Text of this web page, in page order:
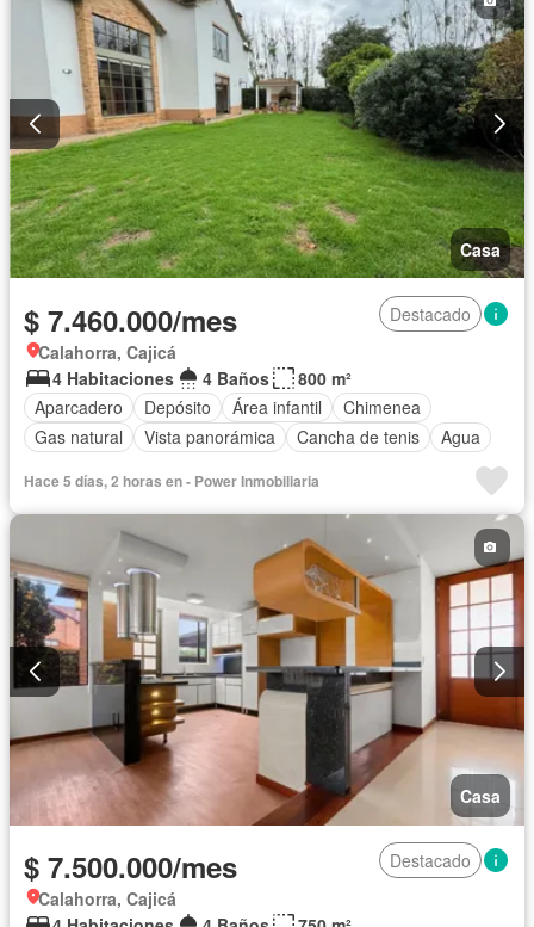
Casa
$ 7.460.000/mes
Destacado
Calahorra, Cajicá
4 Habitaciones
4 Baños
800 m²
Aparcadero
Depósito Área infantil
Chimenea
Gas natural
Vista panorámica Cancha de tenis Agua
Hace 5 días, 2 horas en - Power Inmobiliaria
Casa
$ 7.500.000/mes
Destacado
Calahorra, Cajicá